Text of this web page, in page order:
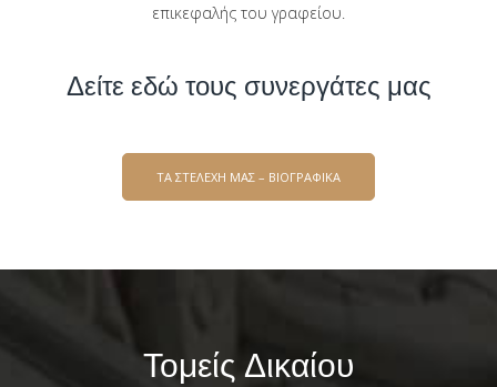
επικεφαλής του γραφείου.
Δείτε εδώ τους συνεργάτες μας
ΤΑ ΣΤΕΛΕΧΗ ΜΑΣ – ΒΙΟΓΡΑΦΙΚΑ
Τομείς Δικαίου